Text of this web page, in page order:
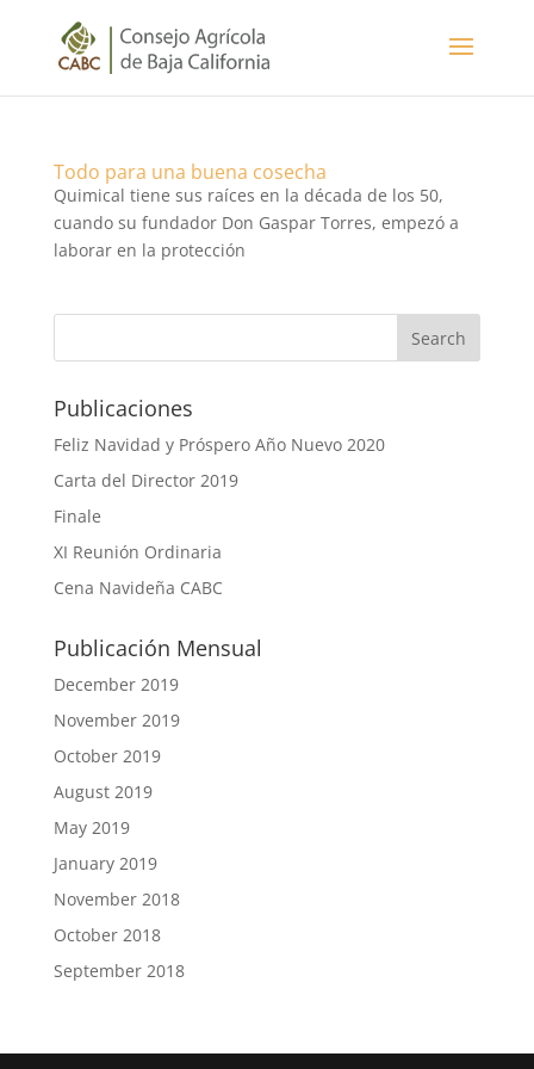
Todo para una buena cosecha
Quimical tiene sus raíces en la década de los 50,
cuando su fundador Don Gaspar Torres, empezó a
laborar en la protección
Publicaciones
Feliz Navidad y Próspero Año Nuevo 2020
Carta del Director 2019
Finale
XI Reunión Ordinaria
Cena Navideña CABC
Publicación Mensual
December 2019
November 2019
October 2019
August 2019
May 2019
January 2019
November 2018
October 2018
September 2018